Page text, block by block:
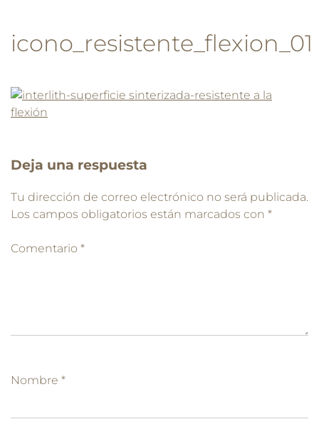
icono_resistente_flexion_01
Deja una respuesta
Tu dirección de correo electrónico no será publicada.
Los campos obligatorios están marcados con *
Comentario *
Nombre *